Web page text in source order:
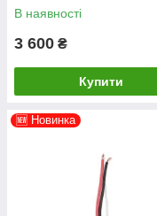
В наявності
3 600 ₴
Купити
🆕 Новинка